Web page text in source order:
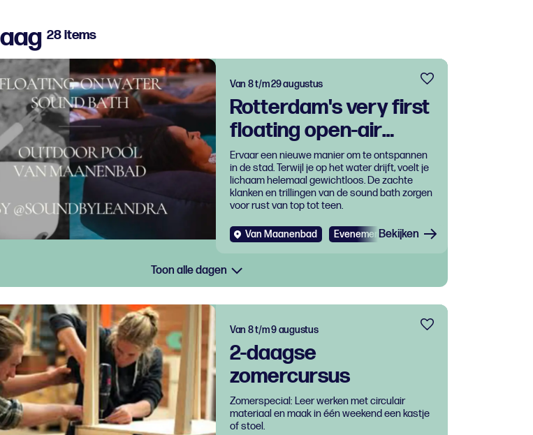
28 items
Rotterdam's very first
floating open-air
sound bath
Van 8 t/m 29 augustus
Ervaar een nieuwe manier om te ontspannen
in de stad. Terwijl je op het water drijft, voelt je
lichaam helemaal gewichtloos. De zachte
klanken en trillingen van de sound bath zorgen
voor rust van top tot teen.
Van Maanenbad EvenementenBekijken
Toon alle dagen
2-daagse
zomercursus
Van 8 t/m 9 augustus
Zomerspecial: Leer werken met circulair
materiaal en maak in één weekend een kastje
of stoel.